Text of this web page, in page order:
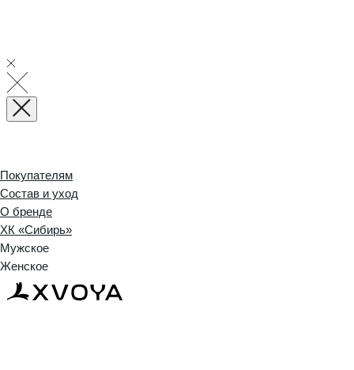
Покупателям
Состав и уход
О бренде
ХК «Сибирь»
Мужское
Женское